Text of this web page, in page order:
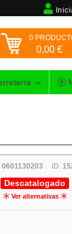
0
0,00 €
0601130203 ID:
Descatalogado
Ver alternativas